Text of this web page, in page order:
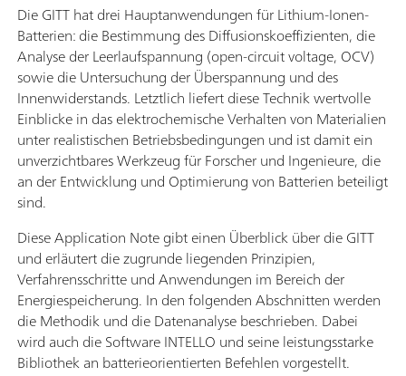
Die GITT hat drei Hauptanwendungen für Lithium-Ionen-
Batterien: die Bestimmung des Diffusionskoeffizienten, die
Analyse der Leerlaufspannung (open-circuit voltage, OCV)
sowie die Untersuchung der Überspannung und des
Innenwiderstands. Letztlich liefert diese Technik wertvolle
Einblicke in das elektrochemische Verhalten von Materialien
unter realistischen Betriebsbedingungen und ist damit ein
unverzichtbares Werkzeug für Forscher und Ingenieure, die
an der Entwicklung und Optimierung von Batterien beteiligt
sind.
Diese Application Note gibt einen Überblick über die GITT
und erläutert die zugrunde liegenden Prinzipien,
Verfahrensschritte und Anwendungen im Bereich der
Energiespeicherung. In den folgenden Abschnitten werden
die Methodik und die Datenanalyse beschrieben. Dabei
wird auch die Software INTELLO und seine leistungsstarke
Bibliothek an batterieorientierten Befehlen vorgestellt.